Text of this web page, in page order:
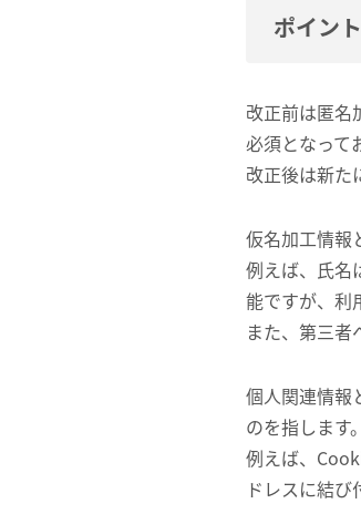
ポイン
改正前は匿名
必須となって
改正後は新た
仮名加工情報
例えば、氏名
能ですが、利
また、第三者
個人関連情報
のを指します。
例えば、
ドレスに結び